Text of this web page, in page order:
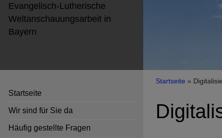
Evangelisch-Lutherische
Weltanschauungsarbeit in
Bayern
Startseite
Wir sind für Sie da
Häufig gestellte Fragen
Startseite